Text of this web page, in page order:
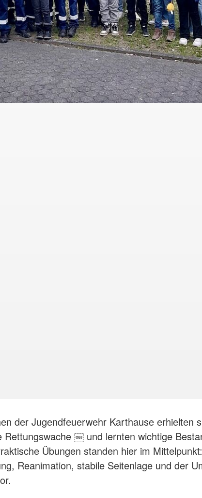
der Jugendfeuerwehr Karthause erhielten
Rettungswache ￼ und lernten wichtige
Übungen standen hier im
Reanimation, stabile Seitenlage und der